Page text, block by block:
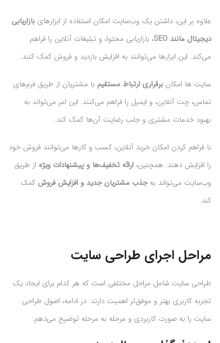
علاوه بر این، داشتن یک وب‌سایت امکان استفاده از ابزارهایبازاریابی
دیجیتال مانند SEO
، بازاریابی محتوا، و تبلیغات آنلاین را فراهم
می‌کند. این ابزارها می‌توانند به افزایش بازدید و فروش کمک کنند.
سایت‌ ها امکانبرقراری ارتباط مستقیم با مشتریان از طریق فرم‌های
تماس، چت آنلاین، و ایمیل را فراهم می‌کنند. این امر می‌تواند به
بهبود خدمات مشتری و جلب رضایت آن‌ها کمک کند.
با فراهم کردن امکان خرید آنلاین، کسب و کارها می‌توانند فروش خود
را افزایش دهند. همچنین،ارائه تخفیف‌ها و پیشنهادات ویژه از طریق
وب‌سایت می‌تواند به جذب مشتریان جدید و افزایش فروش کمک
کند.
مراحل اجرای طراحی سایت
طراحی سایت شامل مراحل مختلفی است که هر کدام برای ایجاد یک
تجربه کاربری بهتر و موفق‌تر اهمیت دارند. در ادامه، اصول طراحی
سایت را به صورت کاربردی و مرحله به مرحله توضیح می‌دهم: